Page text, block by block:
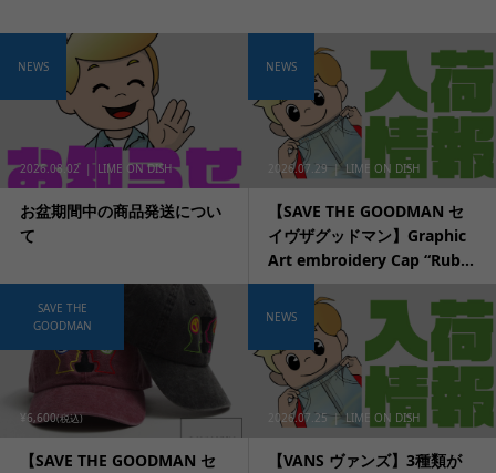
2026.08.02 LIME ON DISH
お盆期間中の商品発送につい
て
NEWS
2026.07.29 LIME ON DISH
【SAVE THE GOODMAN セ
イヴザグッドマン】Graphic
Art embroidery Cap “Rub...
NEWS
¥6,600(税込)
【SAVE THE GOODMAN セ
SAVE THE
GOODMAN
2026.07.25 LIME ON DISH
【VANS ヴァンズ】3種類が
NEWS